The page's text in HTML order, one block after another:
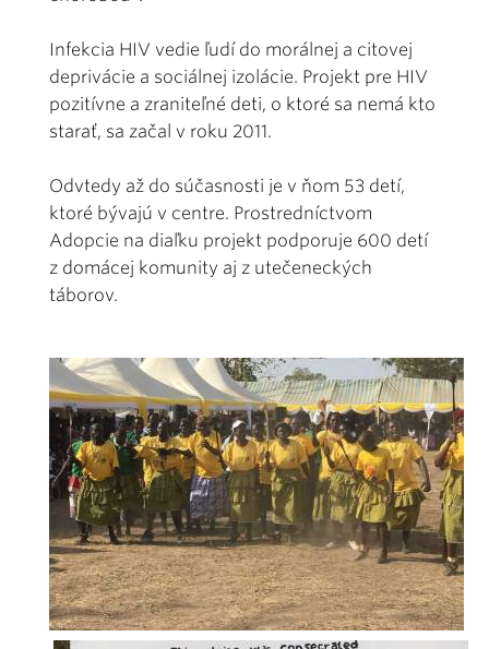
Infekcia HIV vedie ľudí do morálnej a citovej
deprivácie a sociálnej izolácie. Projekt pre HIV
pozitívne a zraniteľné deti, o ktoré sa nemá kto
starať, sa začal v roku 2011.
Odvtedy až do súčasnosti je v ňom 53 detí,
ktoré bývajú v centre. Prostredníctvom
Adopcie na diaľku projekt podporuje 600 detí
z domácej komunity aj z utečeneckých
táborov.